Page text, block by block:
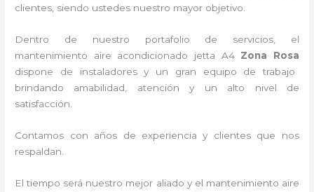
clientes, siendo ustedes nuestro mayor objetivo.
Dentro de nuestro portafolio de servicios, el
mantenimiento aire acondicionado jetta A4Zona Rosa
dispone de instaladores y un gran equipo de trabajo
brindando amabilidad, atención y un alto nivel de
satisfacción.
Contamos con años de experiencia y clientes que nos
respaldan.
El tiempo será nuestro mejor aliado y el mantenimiento aire